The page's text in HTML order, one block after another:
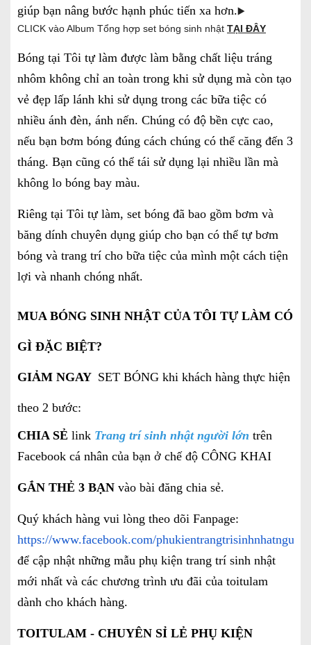
giúp bạn nâng bước hạnh phúc tiến xa hơn.▶️
CLICK vào Album Tổng hợp set bóng sinh nhật TẠI ĐÂY
Bóng tại Tôi tự làm được làm bằng chất liệu tráng
nhôm không chỉ an toàn trong khi sử dụng mà còn tạo
vẻ đẹp lấp lánh khi sử dụng trong các bữa tiệc có
nhiều ánh đèn, ánh nến. Chúng có độ bền cực cao,
nếu bạn bơm bóng đúng cách chúng có thể căng đến 3
tháng. Bạn cũng có thể tái sử dụng lại nhiều lần mà
không lo bóng bay màu.
Riêng tại Tôi tự làm, set bóng đã bao gồm bơm và
băng dính chuyên dụng giúp cho bạn có thể tự bơm
bóng và trang trí cho bữa tiệc của mình một cách tiện
lợi và nhanh chóng nhất.
MUA BÓNG SINH NHẬT CỦA TÔI TỰ LÀM CÓ
GÌ ĐẶC BIỆT?
GIẢM NGAY SET BÓNG khi khách hàng thực hiện
theo 2 bước:
CHIA SẺ link Trang trí sinh nhật người lớn trên
Facebook cá nhân của bạn ở chế độ CÔNG KHAI
GẮN THẺ 3 BẠN vào bài đăng chia sẻ.
Quý khách hàng vui lòng theo dõi Fanpage:
https://www.facebook.com/
để cập nhật những mẫu phụ kiện trang trí sinh nhật
mới nhất và các chương trình ưu đãi của toitulam
dành cho khách hàng.
TOITULAM - CHUYÊN SỈ LẺ PHỤ KIỆN